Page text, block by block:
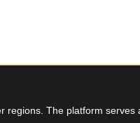
regions. The platform serves